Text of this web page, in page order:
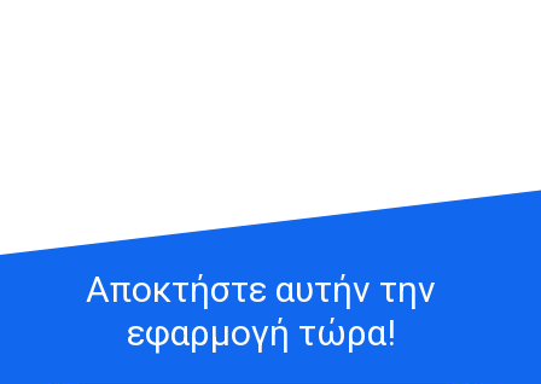
Αποκτήστε αυτήν την
εφαρμογή τώρα!